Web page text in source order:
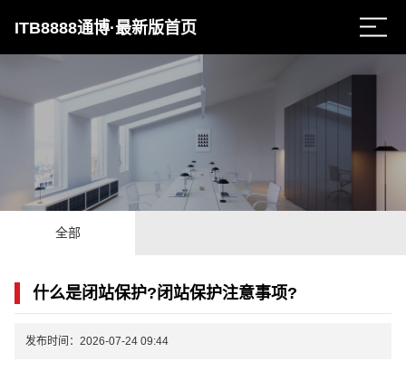
ITB8888通博·最新版首页
全部
什么是闭站保护?闭站保护注意事项?
发布时间：2026-07-24 09:44